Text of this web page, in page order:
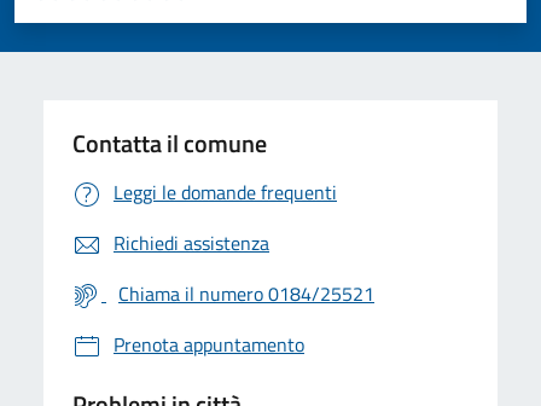
Valuta 5 stelle su 5
Valuta 4 stelle su 5
Valuta 3 stelle su 5
Valuta 2 stelle su 5
Valuta 1 stelle su 5
Contatta il comune
Leggi le domande frequenti
Richiedi assistenza
Chiama il numero 0184/25521
Prenota appuntamento